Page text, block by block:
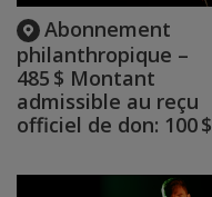
Abonnement
philanthropique –
485 $ Montant
admissible au reçu
officiel de don: 100 $